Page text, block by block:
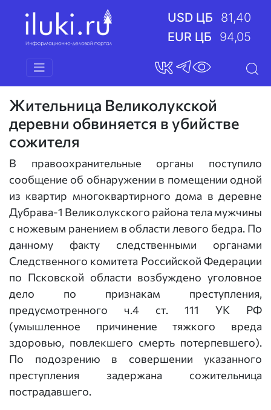
USD ЦБ
81,40
EUR ЦБ
94,05
Жительница Великолукской
деревни обвиняется в убийстве
сожителя
В правоохранительные органы поступило
сообщение об обнаружении в помещении одной
из квартир многоквартирного дома в деревне
Дубрава-1 Великолукского района тела мужчины
с ножевым ранением в области левого бедра. По
данному факту следственными органами
Следственного комитета Российской Федерации
по Псковской области возбуждено уголовное
дело по признакам преступления,
предусмотренного ч.4 ст. 111 УК РФ
(умышленное причинение тяжкого вреда
здоровью, повлекшего смерть потерпевшего).
По подозрению в совершении указанного
преступления задержана сожительница
пострадавшего.